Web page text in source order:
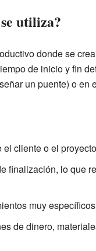
utiliza?
donde se
de inicio y fin
un puente) o en
cliente o el
finalización, lo que
muy
de dinero,